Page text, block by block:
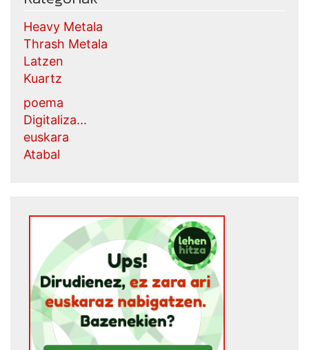
Heavy Metala
Thrash Metala
Latzen
Kuartz
poema
Digitaliza...
euskara
Atabal